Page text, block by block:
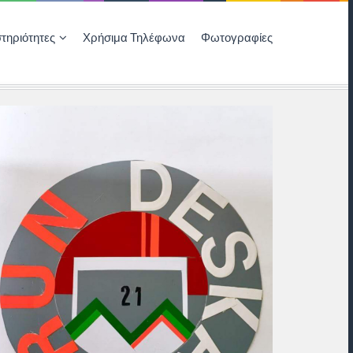
Χρήσιμα Τηλέφωνα Φωτογραφίες